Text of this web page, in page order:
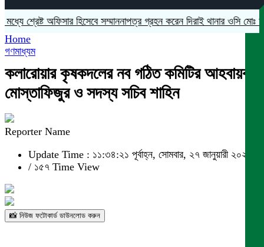
শ্রেষ্ট অফিসার হিসেবে সম্মাননাপত্র গ্রহন করেন দিরাই থানার ওসি মোঃ
Home
গণমাধ্যম
কলারোয়ার কৃষকদলের নব গঠিত কমিটির আহবায়ক
মোস্তাফিজুর ও সদস্য সচিব শাহিন
Reporter Name
Update Time : ১১:৩৪:২১ পূর্বাহ্ন, সোমবার, ২৭ জানুয়ারী ২০২৫
/ ১৫৭ Time View
📸 নিউজ ফটোকার্ড ডাউনলোড করুন